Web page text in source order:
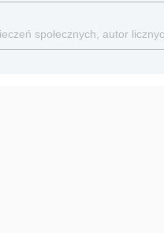
społecznych, autor